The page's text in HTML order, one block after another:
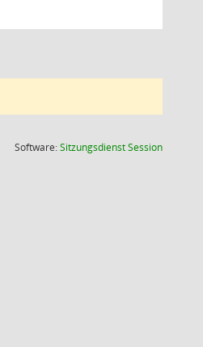
Software:SitzungsdienstSession(Wird in